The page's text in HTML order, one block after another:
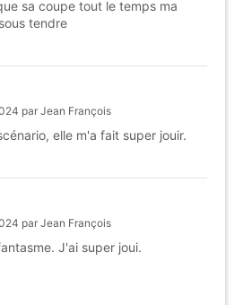
sa coupe tout le temps ma
tendre
par Jean François
elle m'a fait super jouir.
par Jean François
J'ai super joui.